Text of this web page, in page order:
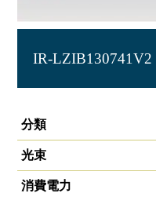
IR-LZIB130741V2
分類
光束
消費電力